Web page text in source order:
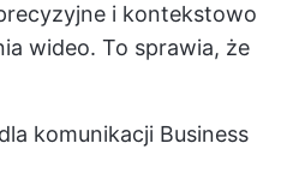
i kontekstowo
wideo. To sprawia, że
komunikacji Business